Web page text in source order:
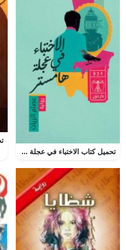
تحميل كتاب الاختباء في عجلة هامستر PDF مجانا لعصام الزيات